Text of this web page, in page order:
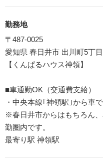
勤務地
〒487-0025
愛知県 春日井市 出川町5丁
【くんぱるハウス神領】
■車通勤OK（交通費支給）
・中央本線｢神領駅｣から車で
※春日井市からはもちろん
勤圏内です。
最寄り駅 神領駅